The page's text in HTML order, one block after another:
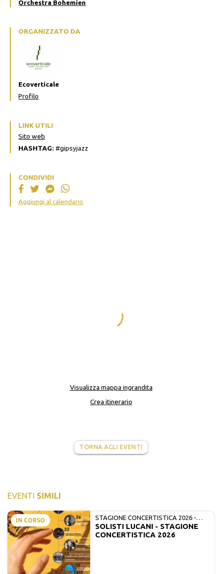
Orchestra Bohemien
ORGANIZZATO DA
Ecoverticale
Profilo
LINK UTILI
Sito web
HASHTAG: #gipsyjazz
CONDIVIDI
Aggiungi al calendario
Visualizza mappa ingrandita
Crea itinerario
TORNA AGLI EVENTI
EVENTI SIMILI
IN CORSO
STAGIONE CONCERTISTICA 2026 -
MATE E SOLISTI LUCANI
SOLISTI LUCANI - STAGIONE
CONCERTISTICA 2026